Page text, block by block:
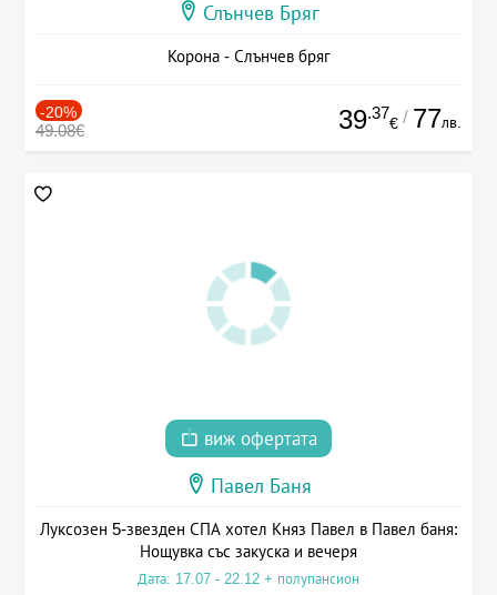
Слънчев Бряг
Корона - Слънчев бряг
-20%
49.08€ 39.37
€ / 77лв.
виж офертата
Павел Баня
Луксозен 5-звезден СПА хотел Княз Павел в Павел баня:
Нощувка със закуска и вечеря
Дата: 17.07 - 22.12 + полупансион